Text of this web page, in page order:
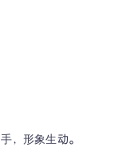
，形象生动。